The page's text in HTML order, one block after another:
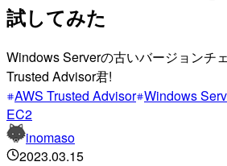
試してみた
Windows Serverの古いバージョンチ
Trusted Advisor君!
AWS Trusted Advisor Windows
EC2
inomaso
2023.03.15